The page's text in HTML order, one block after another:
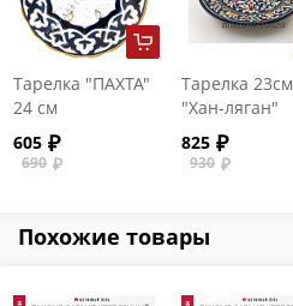
Тарелка "ПАХТА"
24 см
605
690
Тарелка 23см
"Хан-ляган"
825
930
Похожие товары